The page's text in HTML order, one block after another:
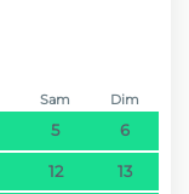
Sam Dim
5 6
12 13